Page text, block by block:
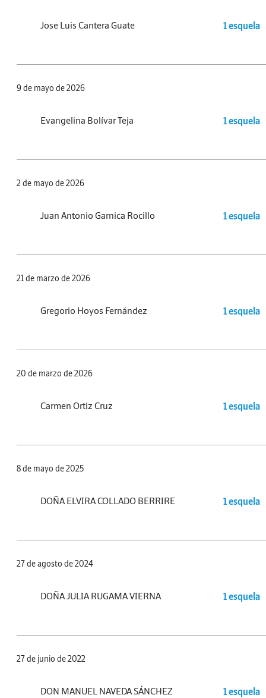
Jose Luis Cantera Guate 1 esquela
9 de mayo de 2026
Evangelina Bolívar Teja 1 esquela
2 de mayo de 2026
Juan Antonio Garnica Rocillo 1 esquela
21 de marzo de 2026
Gregorio Hoyos Fernández 1 esquela
20 de marzo de 2026
Carmen Ortiz Cruz 1 esquela
8 de mayo de 2025
DOÑA ELVIRA COLLADO BERRIRE 1 esquela
27 de agosto de 2024
DOÑA JULIA RUGAMA VIERNA 1 esquela
27 de junio de 2022
DON MANUEL NAVEDA SÁNCHEZ 1 esquela